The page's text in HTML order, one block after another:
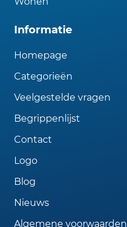
Informatie
Homepage
Categorieën
Veelgestelde vragen
Begrippenlijst
Contact
Logo
Blog
Nieuws
Algemene voorwaarden